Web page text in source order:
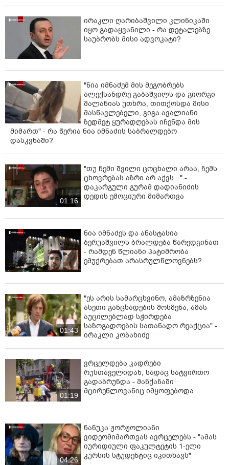
ირაკლი ღარიბაშვილი კლინიკაში
იყო გადაყვანილი - რა დეტალებზე
საუბრობს მისი ადვოკატი?
"ნია იმნაძემ მის მეგობრებს
ალექსანდრე გაბაშვილს და გიორგი
მალანიას უთხრა, თითქოსდა მისი
მასწავლებელი, გიგა ავალიანი
ზედმეტ ყურადღებას იჩენდა მის
მიმართ" - რა წერია ნია იმნაძის საბრალდებო
დასკვნაში?
01:16
"თუ ჩემი შვილი ცოცხალი არაა, ჩემს
ცხოვრებას აზრი არ აქვს..." -
დაკარგული გურამ დადიანიძის
დედის ემოციური მიმართვა
ნია იმნაძეს და ანასტასია
ბერუაშვილს ბრალდება წარედგინათ
- რამდენ წლიანი პატიმრობა
ემუქრებათ არასრულწლოვნებს?
01:43
"ეს არის სამარცხვინო, ამაზრზენია
ასეთი განცხადების მოსმენა, ამას
აუცილებლად სჭირდება
საზოგადოების სათანადო რეაქცია" -
ირაკლი კობახიძე
01:19
ვრცელდება კადრები
რუსთაველიდან, სადაც სატვირთო
გადაბრუნდა - მანქანაში
მცირეწლოვანიც იმყოფებოდა
04:26
ნანუკა ჟორჟოლიანი
ვიდეომიმართვას ავრცელებს - "ამას
იურიდიული ფაკულტეტის 1-ელი
კურსის სტუდენტიც იკითხავს"